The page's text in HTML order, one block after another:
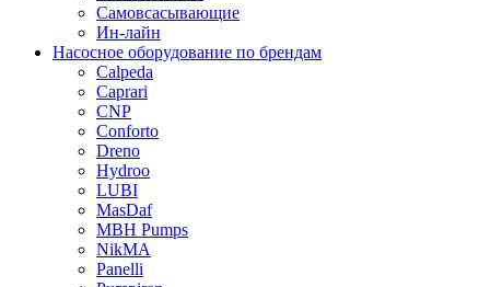
Самовсасывающие
Ин-лайн
Насосное оборудование по брендам
Calpeda
Caprari
CNP
Conforto
Dreno
Hydroo
LUBI
MasDaf
MBH Pumps
NikMA
Panelli